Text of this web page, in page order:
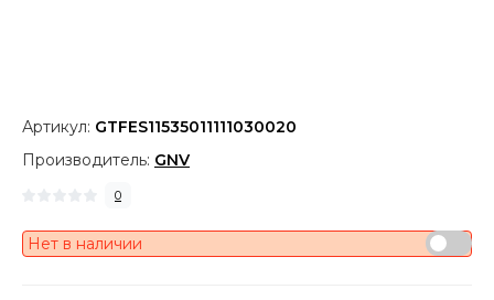
Артикул: GTFES11535011111030020
Производитель: GNV
0
Нет в наличии